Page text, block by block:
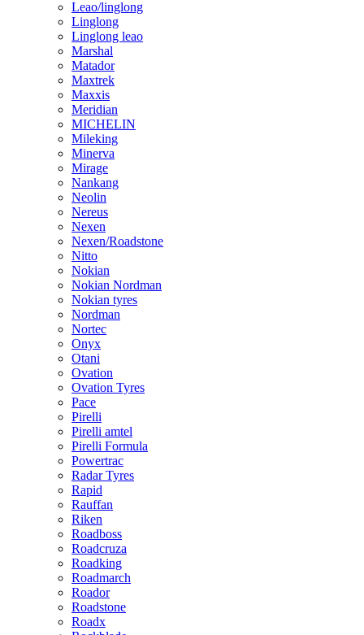
Leao/linglong
Linglong
Linglong leao
Marshal
Matador
Maxtrek
Maxxis
Meridian
MICHELIN
Mileking
Minerva
Mirage
Nankang
Neolin
Nereus
Nexen
Nexen/Roadstone
Nitto
Nokian
Nokian Nordman
Nokian tyres
Nordman
Nortec
Onyx
Otani
Ovation
Ovation Tyres
Pace
Pirelli
Pirelli amtel
Pirelli Formula
Powertrac
Radar Tyres
Rapid
Rauffan
Riken
Roadboss
Roadcruza
Roadking
Roadmarch
Roador
Roadstone
Roadx